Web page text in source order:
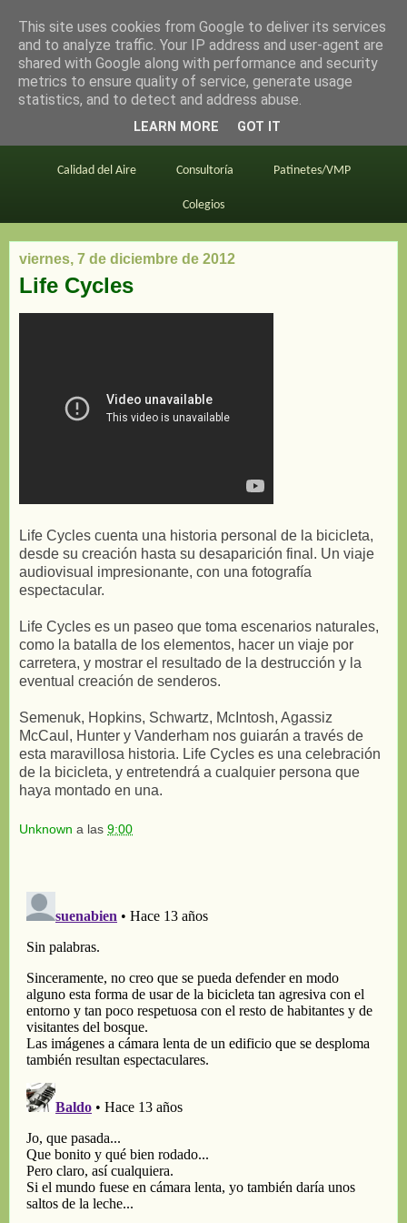
en bici por madrid
Este blog BiciMAD Primeros consejos
Calidad del Aire Consultoría Patinetes/VMP
Colegios
viernes, 7 de diciembre de 2012
Life Cycles
Life Cycles cuenta una historia personal de la bicicleta,
desde su creación hasta su desaparición final. Un viaje
audiovisual impresionante, con una fotografía
espectacular.
Life Cycles es un paseo que toma escenarios naturales,
como la batalla de los elementos, hacer un viaje por
carretera, y mostrar el resultado de la destrucción y la
eventual creación de senderos.
Semenuk, Hopkins, Schwartz, McIntosh, Agassiz
McCaul, Hunter y Vanderham nos guiarán a través de
esta maravillosa historia. Life Cycles es una celebración
de la bicicleta, y entretendrá a cualquier persona que
haya montado en una.
Unknown a las 9:00
This site uses cookies from Google to deliver its services
and to analyze traffic. Your IP address and user-agent are
shared with Google along with performance and security
metrics to ensure quality of service, generate usage
statistics, and to detect and address abuse.
LEARN MORE GOT IT